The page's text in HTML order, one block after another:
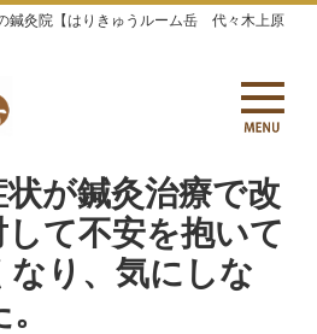
鍼灸院【はりきゅうルーム岳 代々木上原
が鍼灸治療で改
て不安を抱いて
なり、気にしな